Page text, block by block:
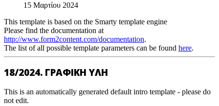
15 Μαρτίου 2024
This template is based on the Smarty template engine
Please find the documentation at
http://www.form2content.com/documentation.
The list of all possible template parameters can be found here.
18/2024. ΓΡΑΦΙΚΗ ΥΛΗ
This is an automatically generated default intro template - please do
not edit.